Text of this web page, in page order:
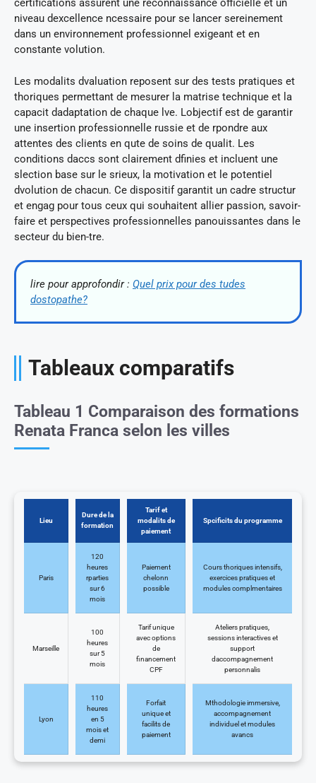
certifications assurent une reconnaissance officielle et un
niveau dexcellence ncessaire pour se lancer sereinement
dans un environnement professionnel exigeant et en
constante volution.
Les modalits dvaluation reposent sur des tests pratiques et
thoriques permettant de mesurer la matrise technique et la
capacit dadaptation de chaque lve. Lobjectif est de garantir
une insertion professionnelle russie et de rpondre aux
attentes des clients en qute de soins de qualit. Les
conditions daccs sont clairement dfinies et incluent une
slection base sur le srieux, la motivation et le potentiel
dvolution de chacun. Ce dispositif garantit un cadre structur
et engag pour tous ceux qui souhaitent allier passion, savoir-
faire et perspectives professionnelles panouissantes dans le
secteur du bien-tre.
lire pour approfondir : Quel prix pour des tudes
dostopathe?
Tableaux comparatifs
Tableau 1 Comparaison des formations
Renata Franca selon les villes
Lieu
Dure de la
formation
Tarif et
modalits de
paiement
Spcificits du programme
Paris
120
heures
rparties
sur 6
mois
Paiement
chelonn
possible
Cours thoriques intensifs,
exercices pratiques et
modules complmentaires
Marseille
100
heures
sur 5
mois
Tarif unique
avec options
de
financement
CPF
Ateliers pratiques,
sessions interactives et
support
daccompagnement
personnalis
Lyon
110
heures
en 5
mois et
demi
Forfait
unique et
facilits de
paiement
Mthodologie immersive,
accompagnement
individuel et modules
avancs